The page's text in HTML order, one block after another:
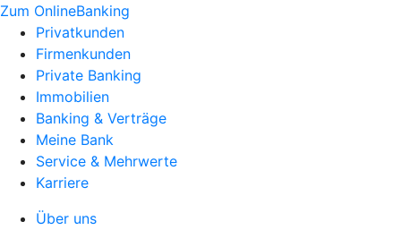
Zum OnlineBanking
Privatkunden
Firmenkunden
Private Banking
Immobilien
Banking & Verträge
Meine Bank
Service & Mehrwerte
Karriere
Über uns